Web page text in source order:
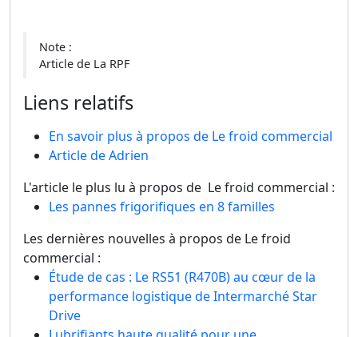
Note :
Article de La RPF
Liens relatifs
En savoir plus à propos de Le froid commercial
Article de Adrien
L'article le plus lu à propos de Le froid commercial :
Les pannes frigorifiques en 8 familles
Les dernières nouvelles à propos de Le froid
commercial :
Étude de cas : Le RS51 (R470B) au cœur de la
performance logistique de Intermarché Star
Drive